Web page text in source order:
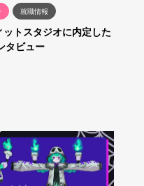
就職情報
トスタジオに内定した
タビュー